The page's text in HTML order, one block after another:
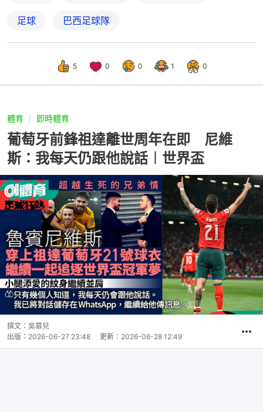
足球 巴西足球隊
5 0 0 1 0
體育 即時體育
葡萄牙前鋒祖達離世周年在即 尼維
斯：我每天仍跟他說話︱世界盃
撰文： 吳慕兒
出版： 2026-06-27 23:48 更新： 2026-06-28 12:49